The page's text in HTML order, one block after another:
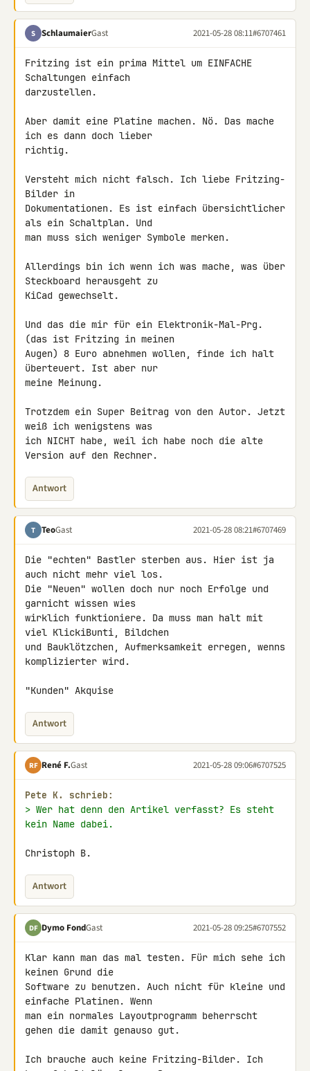
S SchlaumaierGast 2021-05-28 08:11#6707461
Fritzing ist ein prima Mittel um EINFACHE
Schaltungen einfach
darzustellen.
Aber damit eine Platine machen. Nö. Das mache
ich es dann doch lieber
richtig.
Versteht mich nicht falsch. Ich liebe Fritzing-
Bilder in
Dokumentationen. Es ist einfach übersichtlicher
als ein Schaltplan. Und
man muss sich weniger Symbole merken.
Allerdings bin ich wenn ich was mache, was über
Steckboard herausgeht zu
KiCad gewechselt.
Und das die mir für ein Elektronik-Mal-Prg.
(das ist Fritzing in meinen
Augen) 8 Euro abnehmen wollen, finde ich halt
überteuert. Ist aber nur
meine Meinung.
Trotzdem ein Super Beitrag von den Autor. Jetzt
weiß ich wenigstens was
ich NICHT habe, weil ich habe noch die alte
Version auf den Rechner.
Antwort
T TeoGast 2021-05-28 08:21#6707469
Die "echten" Bastler sterben aus. Hier ist ja
auch nicht mehr viel los.
Die "Neuen" wollen doch nur noch Erfolge und
garnicht wissen wies
wirklich funktioniere. Da muss man halt mit
viel KlickiBunti, Bildchen
und Bauklötzchen, Aufmerksamkeit erregen, wenns
komplizierter wird.
"Kunden" Akquise
Antwort
RF René F.Gast 2021-05-28 09:06#6707525
Pete K. schrieb:
> Wer hat denn den Artikel verfasst? Es steht
kein Name dabei.
Christoph B.
Antwort
DF Dymo FondGast 2021-05-28 09:25#6707552
Klar kann man das mal testen. Für mich sehe ich
keinen Grund die
Software zu benutzen. Auch nicht für kleine und
einfache Platinen. Wenn
man ein normales Layoutprogramm beherrscht
gehen die damit genauso gut.
Ich brauche auch keine Fritzing-Bilder. Ich